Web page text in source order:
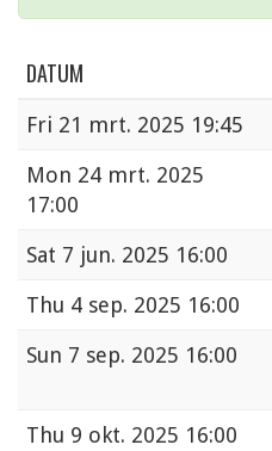
DATUM
Fri 21 mrt. 2025 19:45
Mon 24 mrt. 2025
17:00
Sat 7 jun. 2025 16:00
Thu 4 sep. 2025 16:00
Sun 7 sep. 2025 16:00
Thu 9 okt. 2025 16:00